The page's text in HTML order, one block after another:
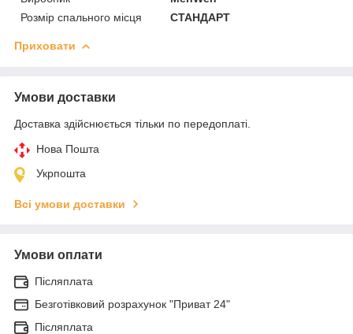
Розмір спального місця
СТАНДАРТ
Приховати
Умови доставки
Доставка здійснюється тільки по передоплаті.
Нова Пошта
Укрпошта
Всі умови доставки
Умови оплати
Післяплата
Безготівковий розрахунок "Приват 24"
Післяплата